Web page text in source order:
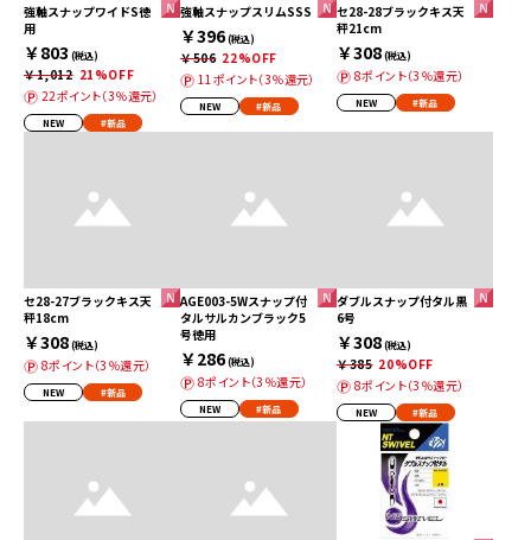
強軸スナップワイドS徳
用
￥803 (税込)
￥1,012 21%OFF
22ポイント（3％還元）
NEW #新品
強軸スナップスリムSSS
￥396(税込)
￥506 22%OFF
11ポイント（3％還元）
NEW #新品
セ28-28ブラックキス天
秤21cm
￥308(税込)
8ポイント（3％還元）
NEW #新品
セ28-27ブラックキス天
秤18cm
￥308(税込)
8ポイント（3％還元）
NEW #新品
AGE003-5Wスナップ付
タルサルカンブラック5
号徳用
￥286(税込)
8ポイント（3％還元）
NEW #新品
ダブルスナップ付タル黒
6号
￥308(税込)
￥385 20%OFF
8ポイント（3％還元）
NEW #新品